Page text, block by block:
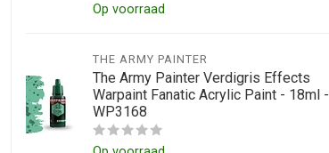
Op voorraad
THE ARMY PAINTER
The Army Painter Verdigris Effects
Warpaint Fanatic Acrylic Paint - 18ml -
WP3168